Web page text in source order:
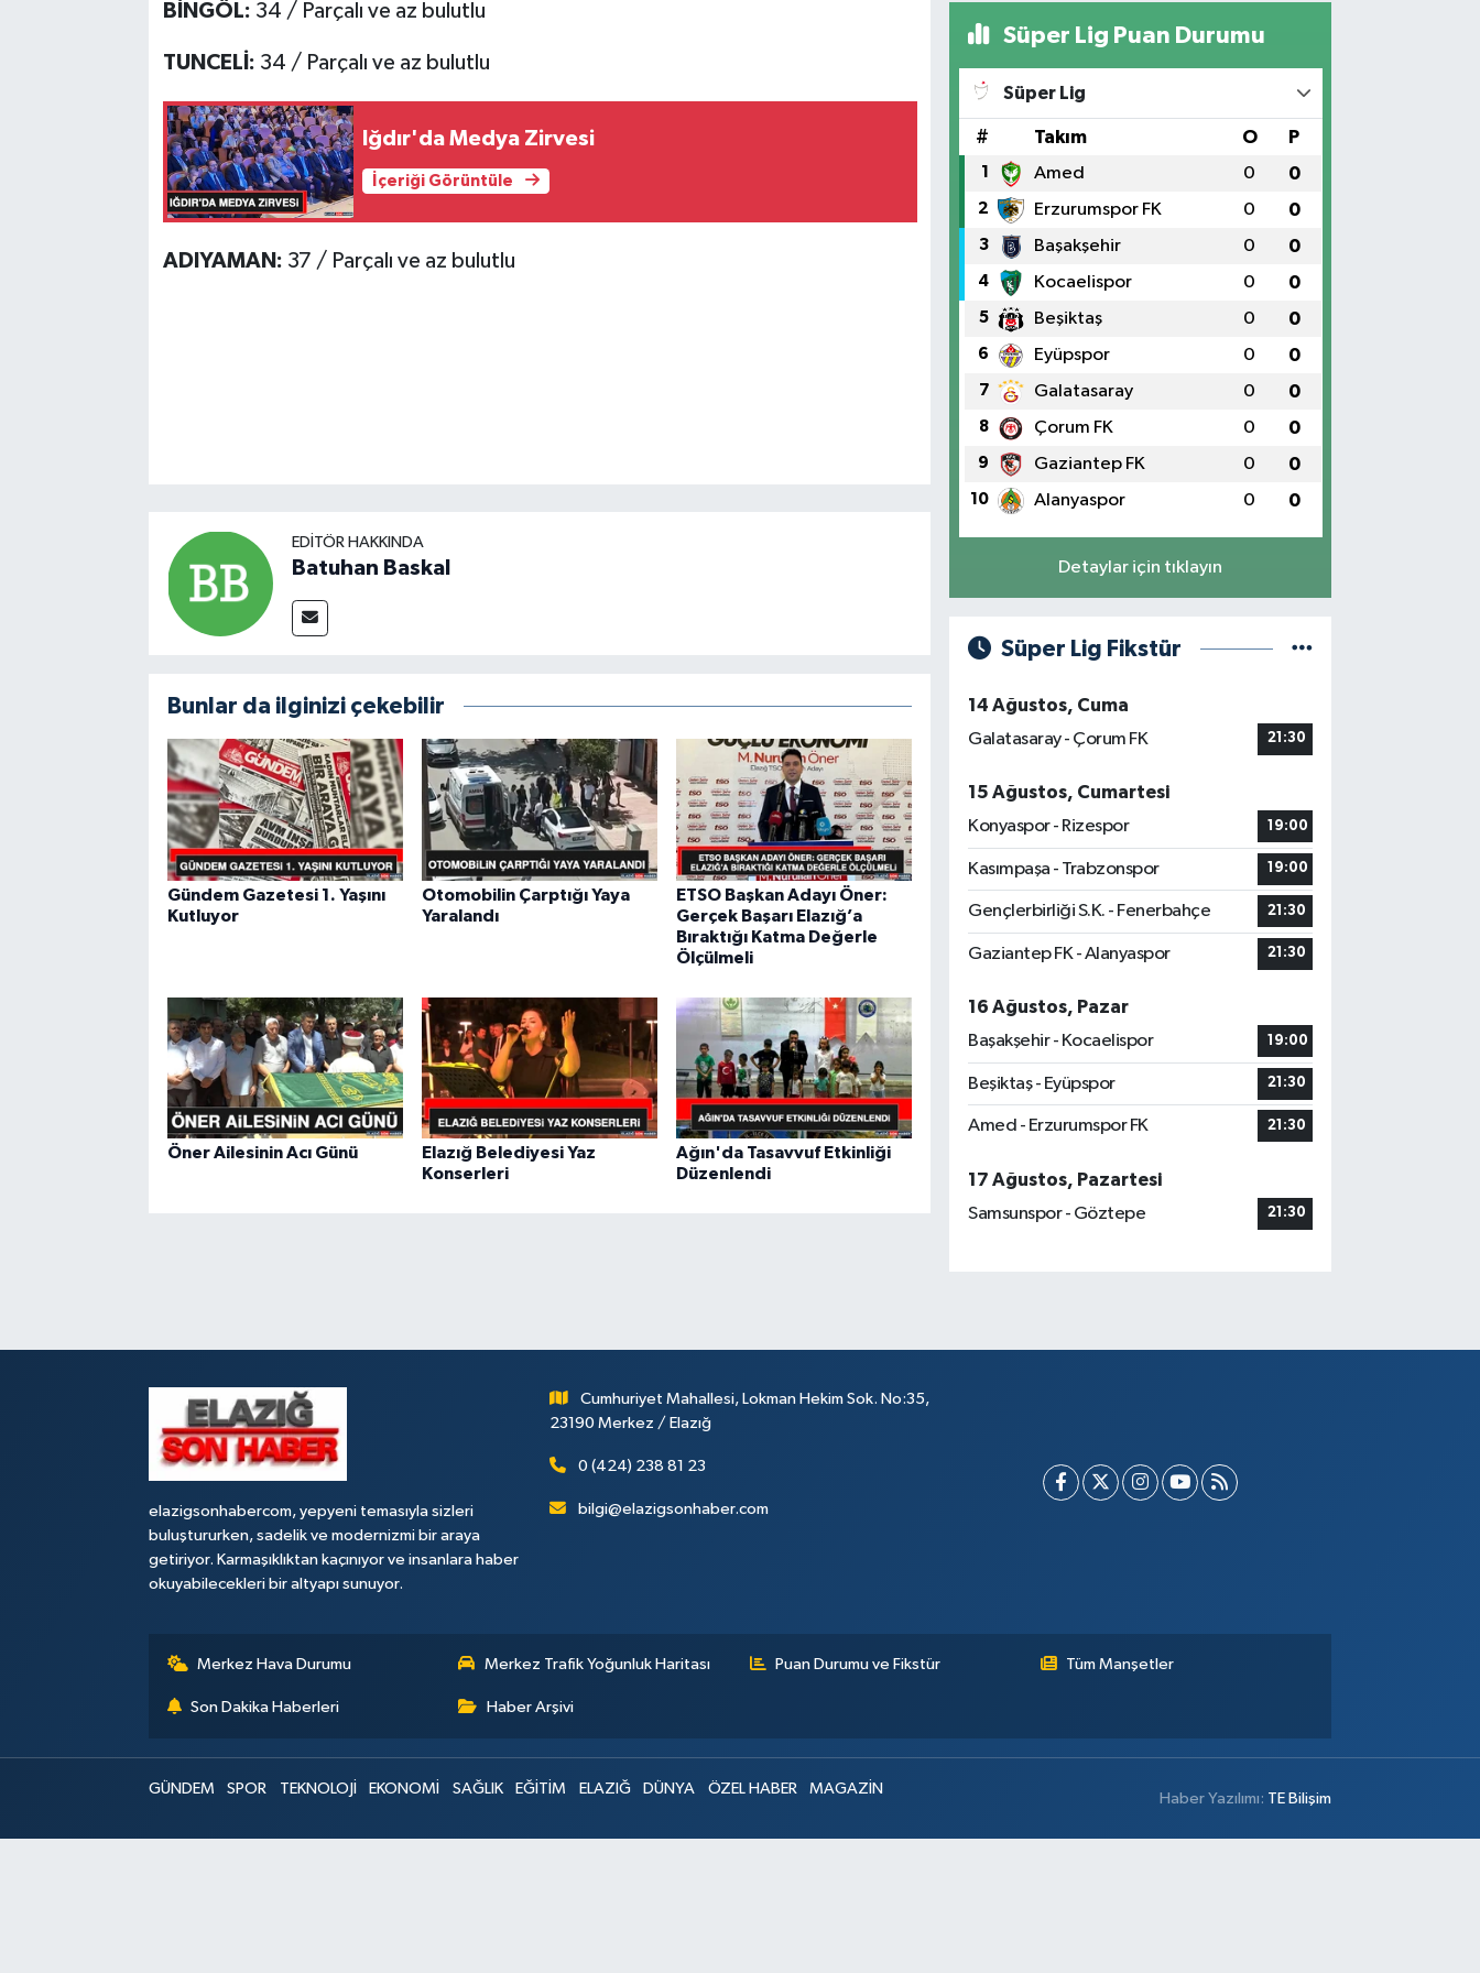
BİNGÖL: 34 / Parçalı ve az bulutlu
TUNCELİ: 34 / Parçalı ve az bulutlu
Iğdır'da Medya Zirvesi
İçeriği Görüntüle
ADIYAMAN: 37 / Parçalı ve az bulutlu
EDITÖR HAKKINDA
Batuhan Baskal
Bunlar da ilginizi çekebilir
Gündem Gazetesi 1. Yaşını
Kutluyor
Otomobilin Çarptığı Yaya
Yaralandı
ETSO Başkan Adayı Öner:
Gerçek Başarı Elazığ’a
Bıraktığı Katma Değerle
Ölçülmeli
Öner Ailesinin Acı Günü
Elazığ Belediyesi Yaz
Konserleri
Ağın'da Tasavvuf Etkinliği
Düzenlendi
FIRAT ÜNÜVERSİTESİ HASTANESİNİN KARŞISI TRAFİK
IŞIKLARININ YANI Üniversite Mah.Yunus Emre Bulvarı
No:2 A
Süper Lig Puan Durumu
Süper Lig
# Takım O P
1 Amed 0 0
2 Erzurumspor FK 0 0
3 Başakşehir 0 0
4 Kocaelispor 0 0
5 Beşiktaş 0 0
6 Eyüpspor 0 0
7 Galatasaray 0 0
8 Çorum FK 0 0
9 Gaziantep FK 0 0
10 Alanyaspor 0 0
Detaylar için tıklayın
Süper Lig Fikstür
14 Ağustos, Cuma
Galatasaray - Çorum FK
21:30
15 Ağustos, Cumartesi
Konyaspor - Rizespor
19:00
Kasımpaşa - Trabzonspor 19:00
Gençlerbirliği S.K. - Fenerbahçe 21:30
Gaziantep FK - Alanyaspor 21:30
16 Ağustos, Pazar
Başakşehir - Kocaelispor
19:00
Beşiktaş - Eyüpspor 21:30
Amed - Erzurumspor FK 21:30
17 Ağustos, Pazartesi
Samsunspor - Göztepe
21:30
elazigsonhabercom, yepyeni temasıyla sizleri
buluştururken, sadelik ve modernizmi bir araya
getiriyor. Karmaşıklıktan kaçınıyor ve insanlara haber
okuyabilecekleri bir altyapı sunuyor.
Cumhuriyet Mahallesi, Lokman Hekim Sok. No:35,
23190 Merkez / Elazığ
0 (424) 238 81 23
bilgi@elazigsonhaber.com
Merkez Hava Durumu Merkez Trafik Yoğunluk Haritası Puan Durumu ve Fikstür Tüm Manşetler
Son Dakika Haberleri Haber Arşivi
GÜNDEM SPOR TEKNOLOJİ EKONOMİ SAĞLIK EĞİTİM ELAZIĞ DÜNYA ÖZEL HABER MAGAZİN
Haber Yazılımı: TE Bilişim